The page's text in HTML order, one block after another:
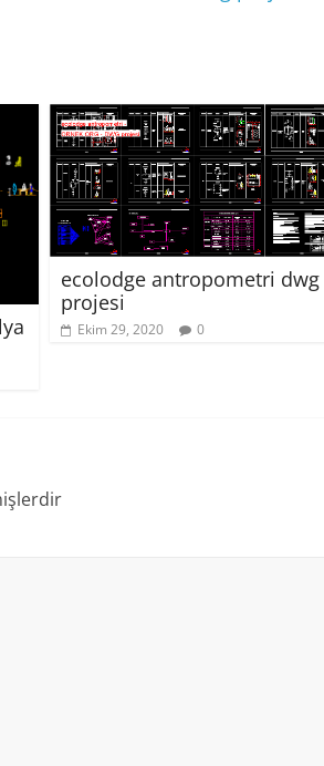
ecolodge antropometri dwg
projesi
Ekim 29, 2020 0